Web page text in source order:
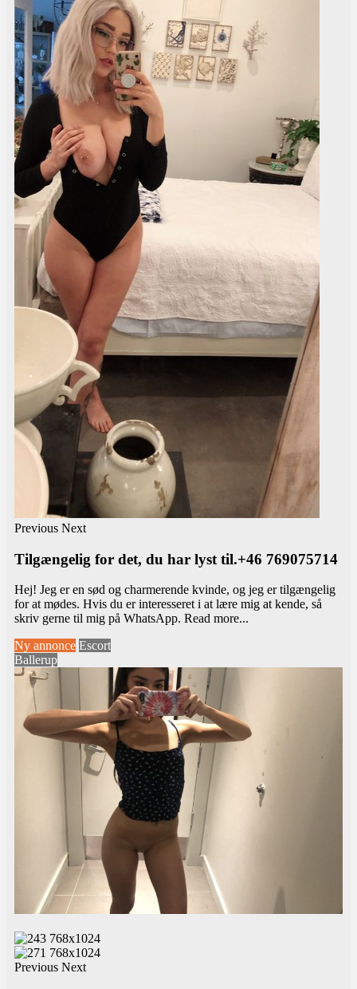
Previous Next
Tilgængelig for det, du har lyst til.+46 769075714
Hej! Jeg er en sød og charmerende kvinde, og jeg er tilgængelig
for at mødes. Hvis du er interesseret i at lære mig at kende, så
skriv gerne til mig på WhatsApp. Read more...
Ny annonce Escort
Ballerup
Previous Next